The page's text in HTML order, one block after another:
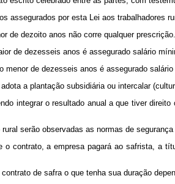
assegurados por esta Lei aos trabalhadores
de dezoito anos não corre qualquer prescrição.
de dezesseis anos é assegurado salário
menor de dezesseis anos é assegurado
a plantação subsidiária ou intercalar
integrar o resultado anual a que tiver
serão observadas as normas de
o contrato, a empresa pagará ao safrista, a
de safra o que tenha sua duração